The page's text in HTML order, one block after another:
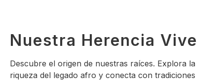
Nuestra Herencia Vive
Descubre el origen de nuestras raíces. Explora la
riqueza del legado afro y conecta con tradiciones